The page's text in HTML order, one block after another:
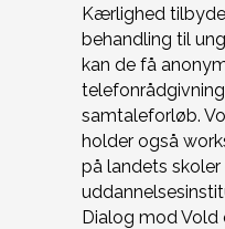
Kærlighed
behandling til
kan de få
samtaleforløb.
holder også
på landets skoler
Dialog mod Vold